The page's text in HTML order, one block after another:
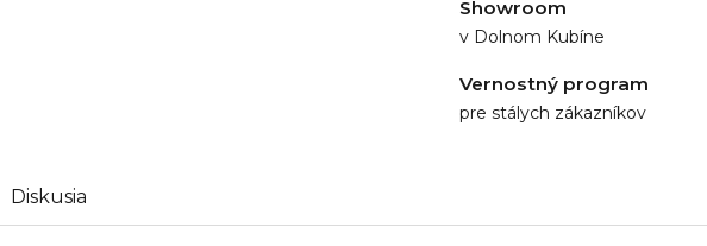
Showroom
v Dolnom Kubíne
Vernostný program
pre stálych zákazníkov
Diskusia